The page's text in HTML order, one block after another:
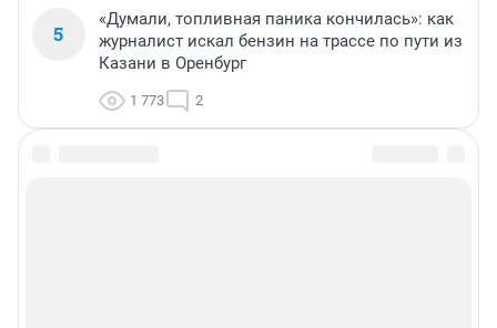
5
«Думали, топливная паника кончилась»: как
журналист искал бензин на трассе по пути из
Казани в Оренбург
1 773 2